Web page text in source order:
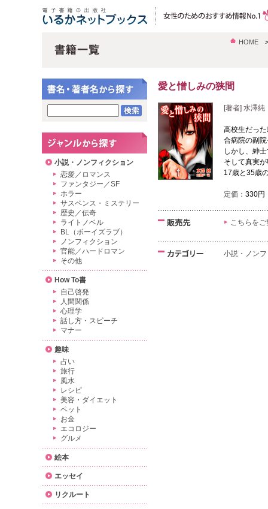
HOME
愛と憎しみの狭間
[著者] 水澤純
高校生だっ
合病院の副
しかし、紳
そして真実
17歳と35歳
定価： 330円
こちらを
小説・ノン
小説・ノンフィクション
恋愛／ロマンス
ファンタジー／SF
ホラー
サスペンス・ミステリー
歴史／伝奇
ライトノベル
BL（ボーイズラブ）
ノンフィクション
官能／ハードロマン
その他
How To書
自己啓発
人間関係
心理学
話し方・スピーチ
マナー
趣味
占い
旅行
風水
レシピ
美容・ダイエット
ペット
お金
エコロジー
グルメ
絵本
エッセイ
リクルート